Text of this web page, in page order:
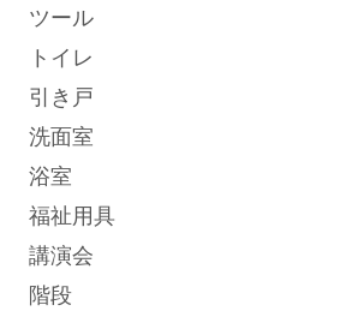
ツール
トイレ
引き戸
洗面室
浴室
福祉用具
講演会
階段